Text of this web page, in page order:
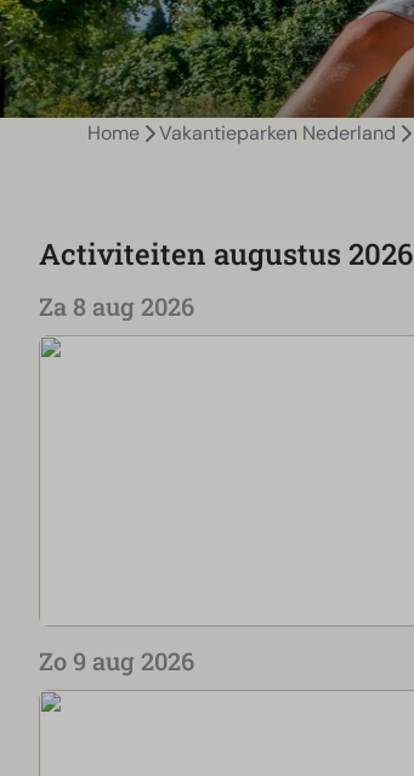
Home Vakantieparken Nederland
Activiteiten augustus 2026
Za 8 aug 2026
Zo 9 aug 2026